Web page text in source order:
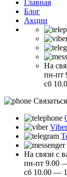
Главная
Блог
Акции
На
пн-пт
сб
Viber
На связи с
пн-пт 9.00
сб 10.00 —